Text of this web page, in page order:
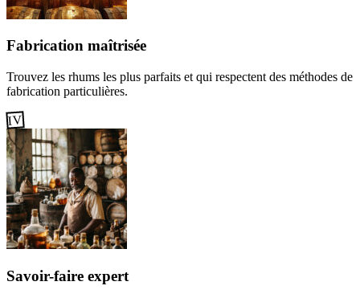
Fabrication maîtrisée
Trouvez les rhums les plus parfaits et qui respectent des méthodes de
fabrication particulières.
IV
Savoir-faire expert